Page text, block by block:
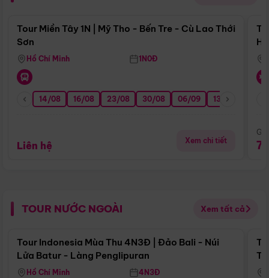
Tour Miền Tây 1N | Mỹ Tho - Bến Tre - Cù Lao Thới
Sơn
Hồ Chí Minh 1N0Đ
14/08 16/08 23/08 30/08 06/09 13/09
Liên hệ Xem chi tiết
TOUR NƯỚC NGOÀI Xem tất cả
Điểm nổi bật
Tour Indonesia Mùa Thu 4N3Đ | Đảo Bali - Núi
Lửa Batur - Làng Penglipuran
Hồ Chí Minh 4N3Đ